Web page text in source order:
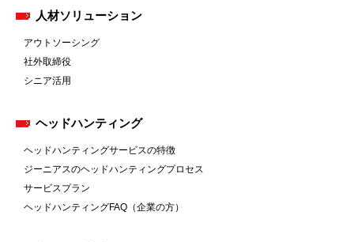
人材ソリューション
アウトソーシング
社外取締役
シニア活用
ヘッドハンティング
ヘッドハンティングサービスの特徴
ジーニアスのヘッドハンティングプロセス
サービスプラン
ヘッドハンティングFAQ（企業の方）